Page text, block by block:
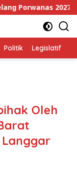
2027, Tim Catur
Politik Legislatif
Oleh